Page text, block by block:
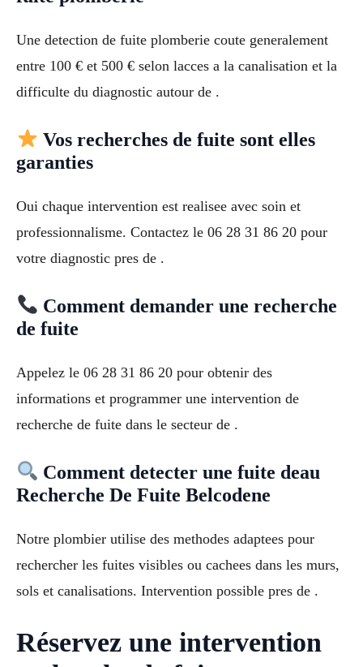
Une detection de fuite plomberie coute generalement
entre 100 € et 500 € selon lacces a la canalisation et la
difficulte du diagnostic autour de .
Vos recherches de fuite sont elles
garanties
Oui chaque intervention est realisee avec soin et
professionnalisme. Contactez le 06 28 31 86 20 pour
votre diagnostic pres de .
Comment demander une recherche
de fuite
Appelez le 06 28 31 86 20 pour obtenir des
informations et programmer une intervention de
recherche de fuite dans le secteur de .
Comment detecter une fuite deau
Recherche De Fuite Belcodene
Notre plombier utilise des methodes adaptees pour
rechercher les fuites visibles ou cachees dans les murs,
sols et canalisations. Intervention possible pres de .
Réservez une intervention